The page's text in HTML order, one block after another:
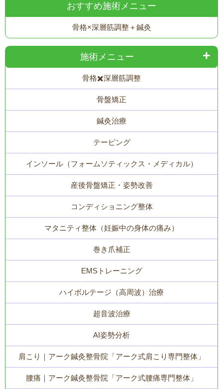
おすすめ施術メニュー
骨格×深層筋調整＋鍼灸
施術メニュー
骨格✖️深層筋調整
骨盤矯正
鍼灸治療
テーピング
インソール（フォームソティックス・メディカル）
産後骨盤矯正・姿勢改善
コンディショニング整体
マタニティ整体（妊娠中の身体の痛み）
巻き爪補正
EMSトレーニング
ハイボルテージ（高周波）治療
超音波治療
AI姿勢分析
肩こり｜アーク鍼灸整骨院「アーク式肩こり専門整体」
腰痛｜アーク鍼灸整骨院「アーク式腰痛専門整体」